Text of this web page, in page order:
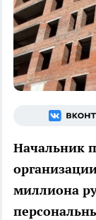
Начальник
миллиона